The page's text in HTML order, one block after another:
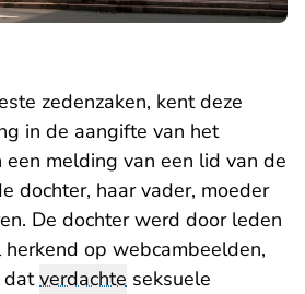
zedenzaken, kent deze
in de aangifte van het
een melding van een lid van de
dochter, haar vader, moeder
De dochter werd door leden
op webcambeelden,
datverdachte seksuele